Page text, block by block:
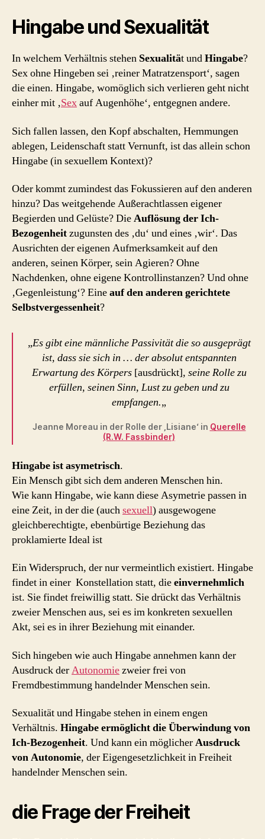
Hingabe und Sexualität
In welchem Verhältnis stehen Sexualität undHingabe?
Sex ohne Hingeben sei ‚reiner Matratzensport‘, sagen
die einen. Hingabe, womöglich sich verlieren geht nicht
einher mit ‚Sexauf Augenhöhe‘, entgegnen andere.
Sich fallen lassen, den Kopf abschalten, Hemmungen
ablegen, Leidenschaft statt Vernunft, ist das allein schon
Hingabe (in sexuellem Kontext)?
Oder kommt zumindest das Fokussieren auf den anderen
hinzu? Das weitgehende Außerachtlassen eigener
Begierden und Gelüste? DieAuflösung der Ich-
Bezogenheitzugunsten des ‚du‘ und eines ‚wir‘. Das
Ausrichten der eigenen Aufmerksamkeit auf den
anderen, seinen Körper, sein Agieren? Ohne
Nachdenken, ohne eigene Kontrollinstanzen? Und ohne
‚Gegenleistung‘? Eineauf den anderen gerichtete
Selbstvergessenheit?
„Es gibt eine männliche Passivität die so ausgeprägt
ist, dass sie sich in … der absolut entspannten
Erwartung des Körpers [ausdrückt], seine Rolle zu
erfüllen, seinen Sinn, Lust zu geben und zu
empfangen.„
Jeanne Moreau in der Rolle der ‚Lisiane‘ in Querelle
(R.W. Fassbinder)
Hingabe ist asymetrisch.
Ein Mensch gibt sich dem anderen Menschen hin.
Wie kann Hingabe, wie kann diese Asymetrie passen in
eine Zeit, in der die (auchsexuell) ausgewogene
gleichberechtigte, ebenbürtige Beziehung das
proklamierte Ideal ist
Ein Widerspruch, der nur vermeintlich existiert. Hingabe
findet in einer Konstellation statt, dieeinvernehmlich
ist. Sie findet freiwillig statt. Sie drückt das Verhältnis
zweier Menschen aus, sei es im konkreten sexuellen
Akt, sei es in ihrer Beziehung mit einander.
Sich hingeben wie auch Hingabe annehmen kann der
Ausdruck derAutonomiezweier frei von
Fremdbestimmung handelnder Menschen sein.
Sexualität und Hingabe stehen in einem engen
Verhältnis. Hingabe ermöglicht die Überwindung von
Ich-Bezogenheit. Und kann ein möglicherAusdruck
von Autonomie, der Eigengesetzlichkeit in Freiheit
handelnder Menschen sein.
die Frage der Freiheit